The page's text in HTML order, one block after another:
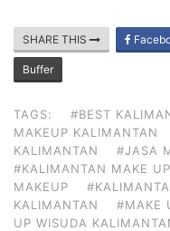
SHARE THIS
Buffer
TAGS: #BEST
MAKEUP KALIMANTAN
KALIMANTAN
#JASA
#KALIMANTAN MAKE
MAKEUP
KALIMANTAN
#MAKE
UP WISUDA